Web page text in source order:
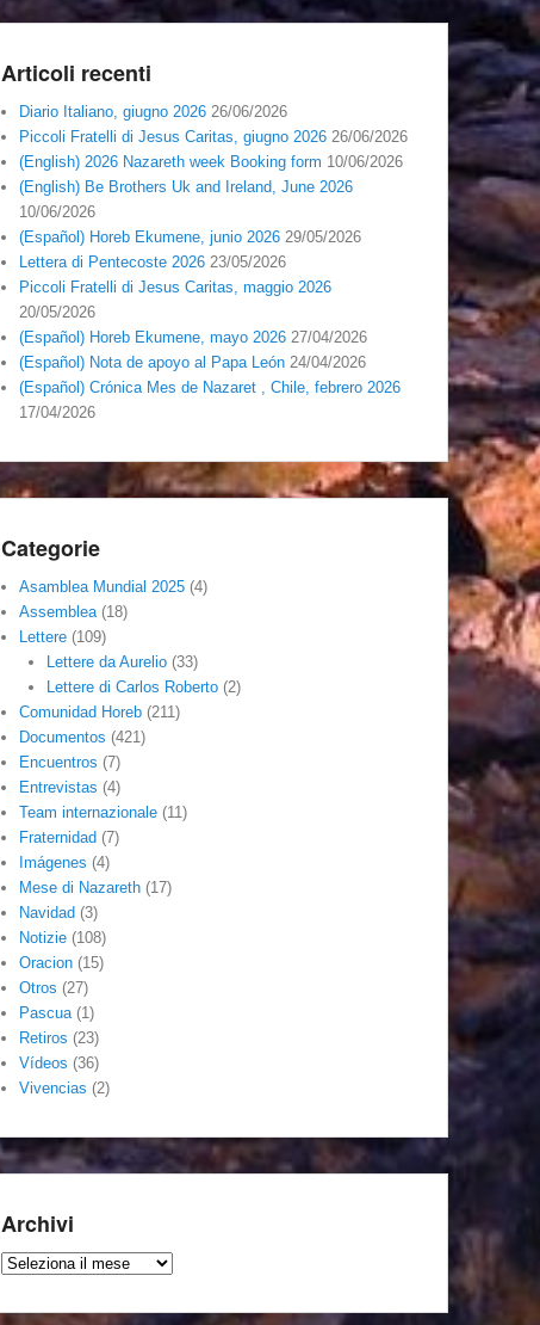
Articoli recenti
Diario Italiano, giugno 2026 26/06/2026
Piccoli Fratelli di Jesus Caritas, giugno 2026 26/06/2026
(English) 2026 Nazareth week Booking form 10/06/2026
(English) Be Brothers Uk and Ireland, June 2026
10/06/2026
(Español) Horeb Ekumene, junio 2026 29/05/2026
Lettera di Pentecoste 2026 23/05/2026
Piccoli Fratelli di Jesus Caritas, maggio 2026
20/05/2026
(Español) Horeb Ekumene, mayo 2026 27/04/2026
(Español) Nota de apoyo al Papa León 24/04/2026
(Español) Crónica Mes de Nazaret , Chile, febrero 2026
17/04/2026
Categorie
Asamblea Mundial 2025 (4)
Assemblea(18)
Lettere (109)
Lettere da Aurelio(33)
Lettere di Carlos Roberto(2)
Comunidad Horeb (211)
Documentos (421)
Encuentros (7)
Entrevistas (4)
Team internazionale (11)
Fraternidad (7)
Imágenes (4)
Mese di Nazareth (17)
Navidad (3)
Notizie (108)
Oracion (15)
Otros (27)
Pascua(1)
Retiros (23)
Vídeos (36)
Vivencias (2)
Archivi
Archivi